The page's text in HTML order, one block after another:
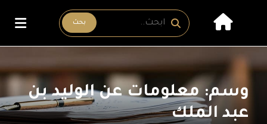
بحث
وسم: معلومات عن الوليد بن
عبد الملك